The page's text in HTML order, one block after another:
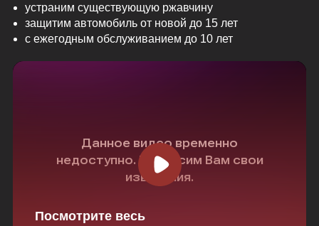
устраним существующую ржавчину
защитим автомобиль от новой до 15 лет
с ежегодным обслуживанием до 10 лет
Посмотрите весь